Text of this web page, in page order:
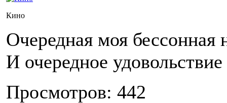
Кино
Очередная моя
И очередное
Просмотров: 442